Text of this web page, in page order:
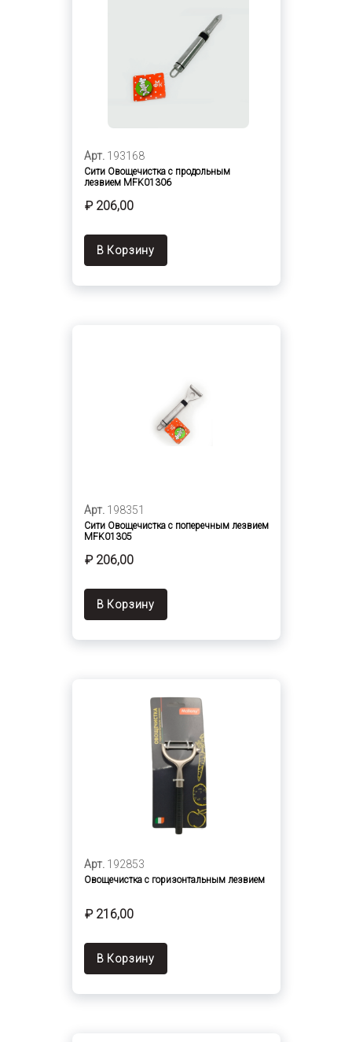
Арт. 193168
Сити Овощечистка с продольным
лезвием MFK01306
₽ 206,00
В Корзину
Арт. 198351
Сити Овощечистка с поперечным лезвием
MFK01305
₽ 206,00
В Корзину
Арт. 192853
Овощечистка с горизонтальным лезвием
₽ 216,00
В Корзину